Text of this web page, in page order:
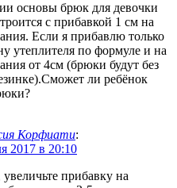
основы брюк для девочки
с прибавкой 1 см на
Если я прибавлю только
утеплителя по формуле и на
от 4см (брюки будут без
ли ребёнок
Корфиати:
2017 в 20:10
увеличьте прибавку на